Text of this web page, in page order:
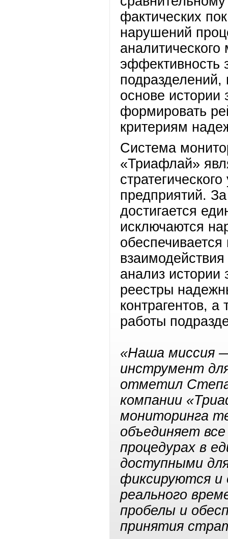
фактических
нарушений
эффективность
подразделений,
основе истории
формировать
критериям
Система
«Триафлай»
предприятий.
достигается
исключаются
обеспечивается
анализ истории
реестры
контрагентов,
работы
«Наша миссия
инструмент
отметил
компании
мониторинга
объединяет
процедурах в
доступными
фиксируются
реального
пробелы и
принятия